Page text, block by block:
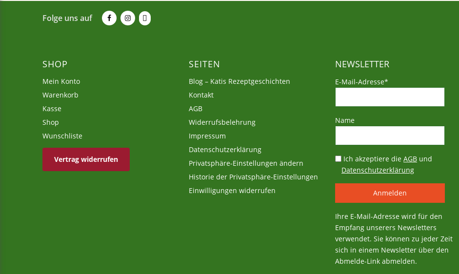
Folge uns auf
SHOP
Mein Konto
Warenkorb
Kasse
Shop
Wunschliste
Vertrag widerrufen
SEITEN
Blog – Katis Rezeptgeschichten
Kontakt
AGB
Widerrufsbelehrung
Impressum
Datenschutzerklärung
Privatsphäre-Einstellungen ändern
Historie der Privatsphäre-Einstellungen
Einwilligungen widerrufen
NEWSLETTER
E-Mail-Adresse*
Name
Ich akzeptiere dieAGB und
Datenschutzerklärung
Ihre E-Mail-Adresse wird für den
Empfang unserers Newsletters
verwendet. Sie können zu jeder Zeit
sich in einem Newsletter über den
Abmelde-Link abmelden.